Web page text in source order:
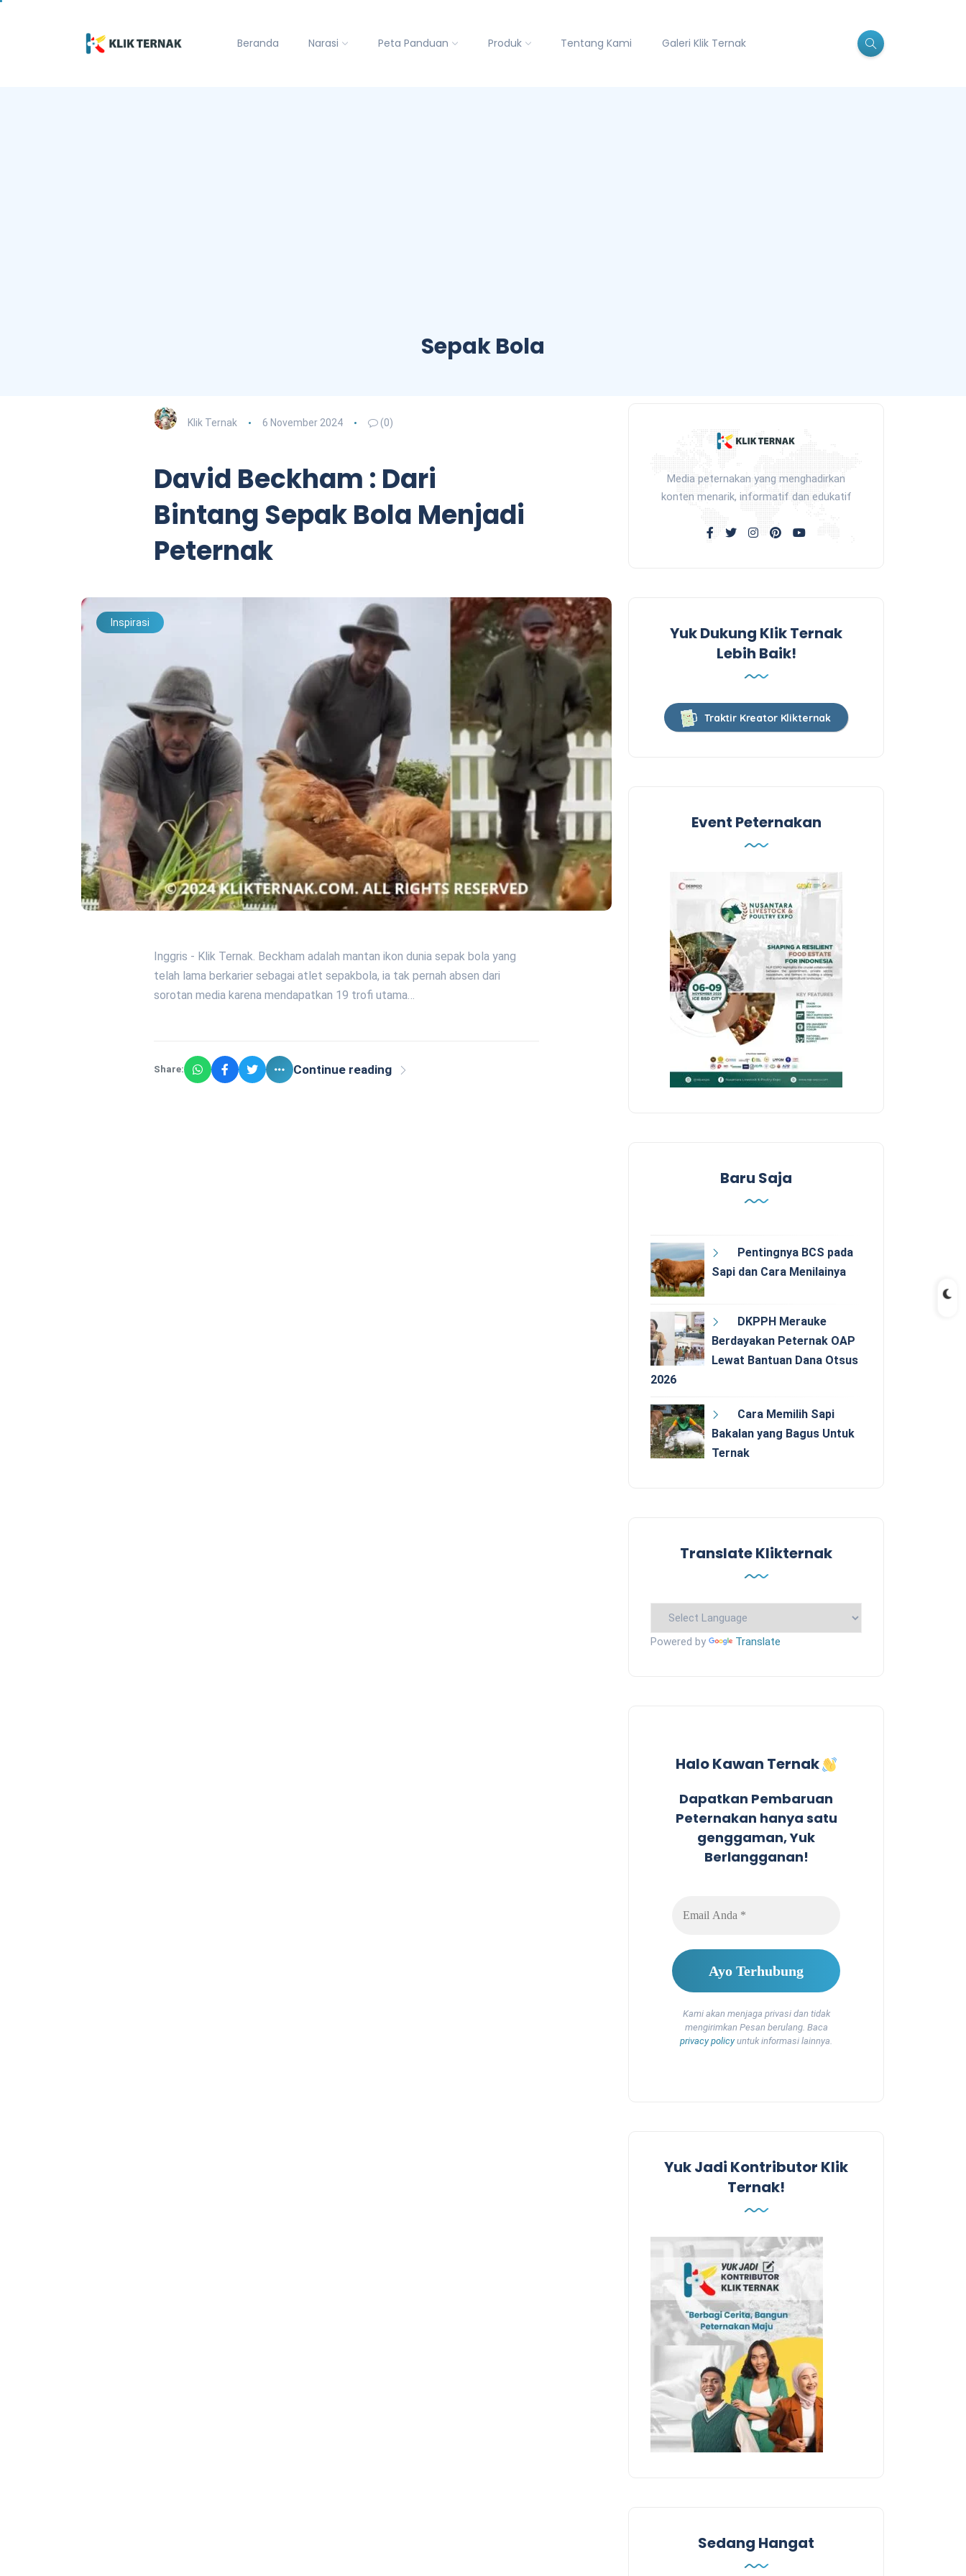
Beranda Narasi Peta Panduan Produk Tentang Kami Galeri Klik Ternak
Sepak Bola
Klik Ternak 6 November 2024 (0)
David Beckham : Dari
Bintang Sepak Bola Menjadi
Peternak
Inspirasi
Inggris - Klik Ternak. Beckham adalah mantan ikon dunia sepak bola yang
telah lama berkarier sebagai atlet sepakbola, ia tak pernah absen dari
sorotan media karena mendapatkan 19 trofi utama…
Share: Continue reading
Media peternakan yang menghadirkan
konten menarik, informatif dan edukatif
Yuk Dukung Klik Ternak
Lebih Baik!
Traktir Kreator Klikternak
Event Peternakan
Baru Saja
Pentingnya BCS pada
Sapi dan Cara Menilainya
DKPPH Merauke
Berdayakan Peternak OAP
Lewat Bantuan Dana Otsus
2026
Cara Memilih Sapi
Bakalan yang Bagus Untuk
Ternak
Translate Klikternak
Powered by Translate
Halo Kawan Ternak
Dapatkan Pembaruan
Peternakan hanya satu
genggaman, Yuk
Berlangganan!
Kami akan menjaga privasi dan tidak
mengirimkan Pesan berulang. Baca
privacy policyuntuk informasi lainnya.
Yuk Jadi Kontributor Klik
Ternak!
Sedang Hangat